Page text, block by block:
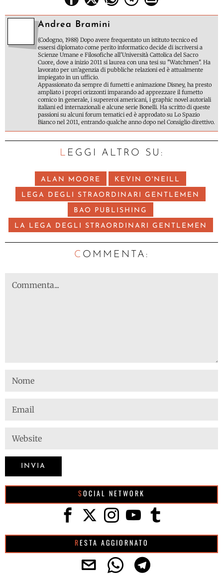
Andrea Bramini
(Codogno, 1988) Dopo avere frequentato un istituto tecnico ed
essersi diplomato come perito informatico decide di iscriversi a
Scienze Umane e Filosofiche all'Università Cattolica del Sacro
Cuore, dove a inizio 2011 si laurea con una tesi su "Watchmen". Ha
lavorato per un'agenzia di pubbliche relazioni ed è attualmente
impiegato in un ufficio.
Appassionato da sempre di fumetti e animazione Disney, ha presto
ampliato i propri orizzonti imparando ad apprezzare il fumetto
comico in generale, i supereroi americani, i graphic novel autoriali
italiani ed internazionali e alcune serie Bonelli. Ha scritto di queste
passioni su alcuni forum tematici ed è approdato su Lo Spazio
Bianco nel 2011, entrando qualche anno dopo nel Consiglio direttivo.
LEGGI ALTRO SU:
ALAN MOORE KEVIN O'NEILL
LEGA DEGLI STRAORDINARI GENTLEMEN
BAO PUBLISHING
LA LEGA DEGLI STRAORDINARI GENTLEMEN
C OMMENTA:
SOCIAL NETWORK
RESTA AGGIORNATO